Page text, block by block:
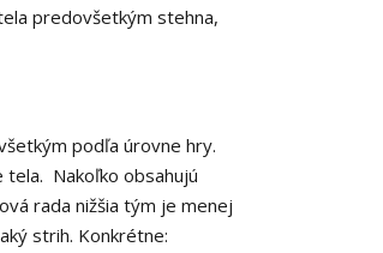
predovšetkým stehna,
podľa úrovne hry.
tela. Nakoľko obsahujú
rada nižšia tým je menej
strih. Konkrétne: